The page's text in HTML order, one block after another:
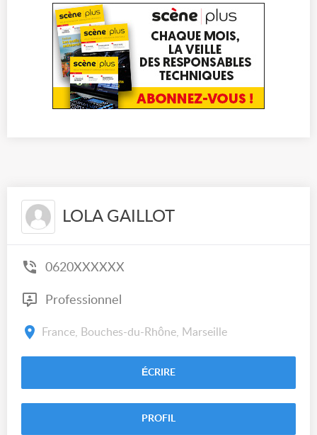
LOLA GAILLOT
0620XXXXXX
Professionnel
France, Bouches-du-Rhône, Marseille
ÉCRIRE
PROFIL